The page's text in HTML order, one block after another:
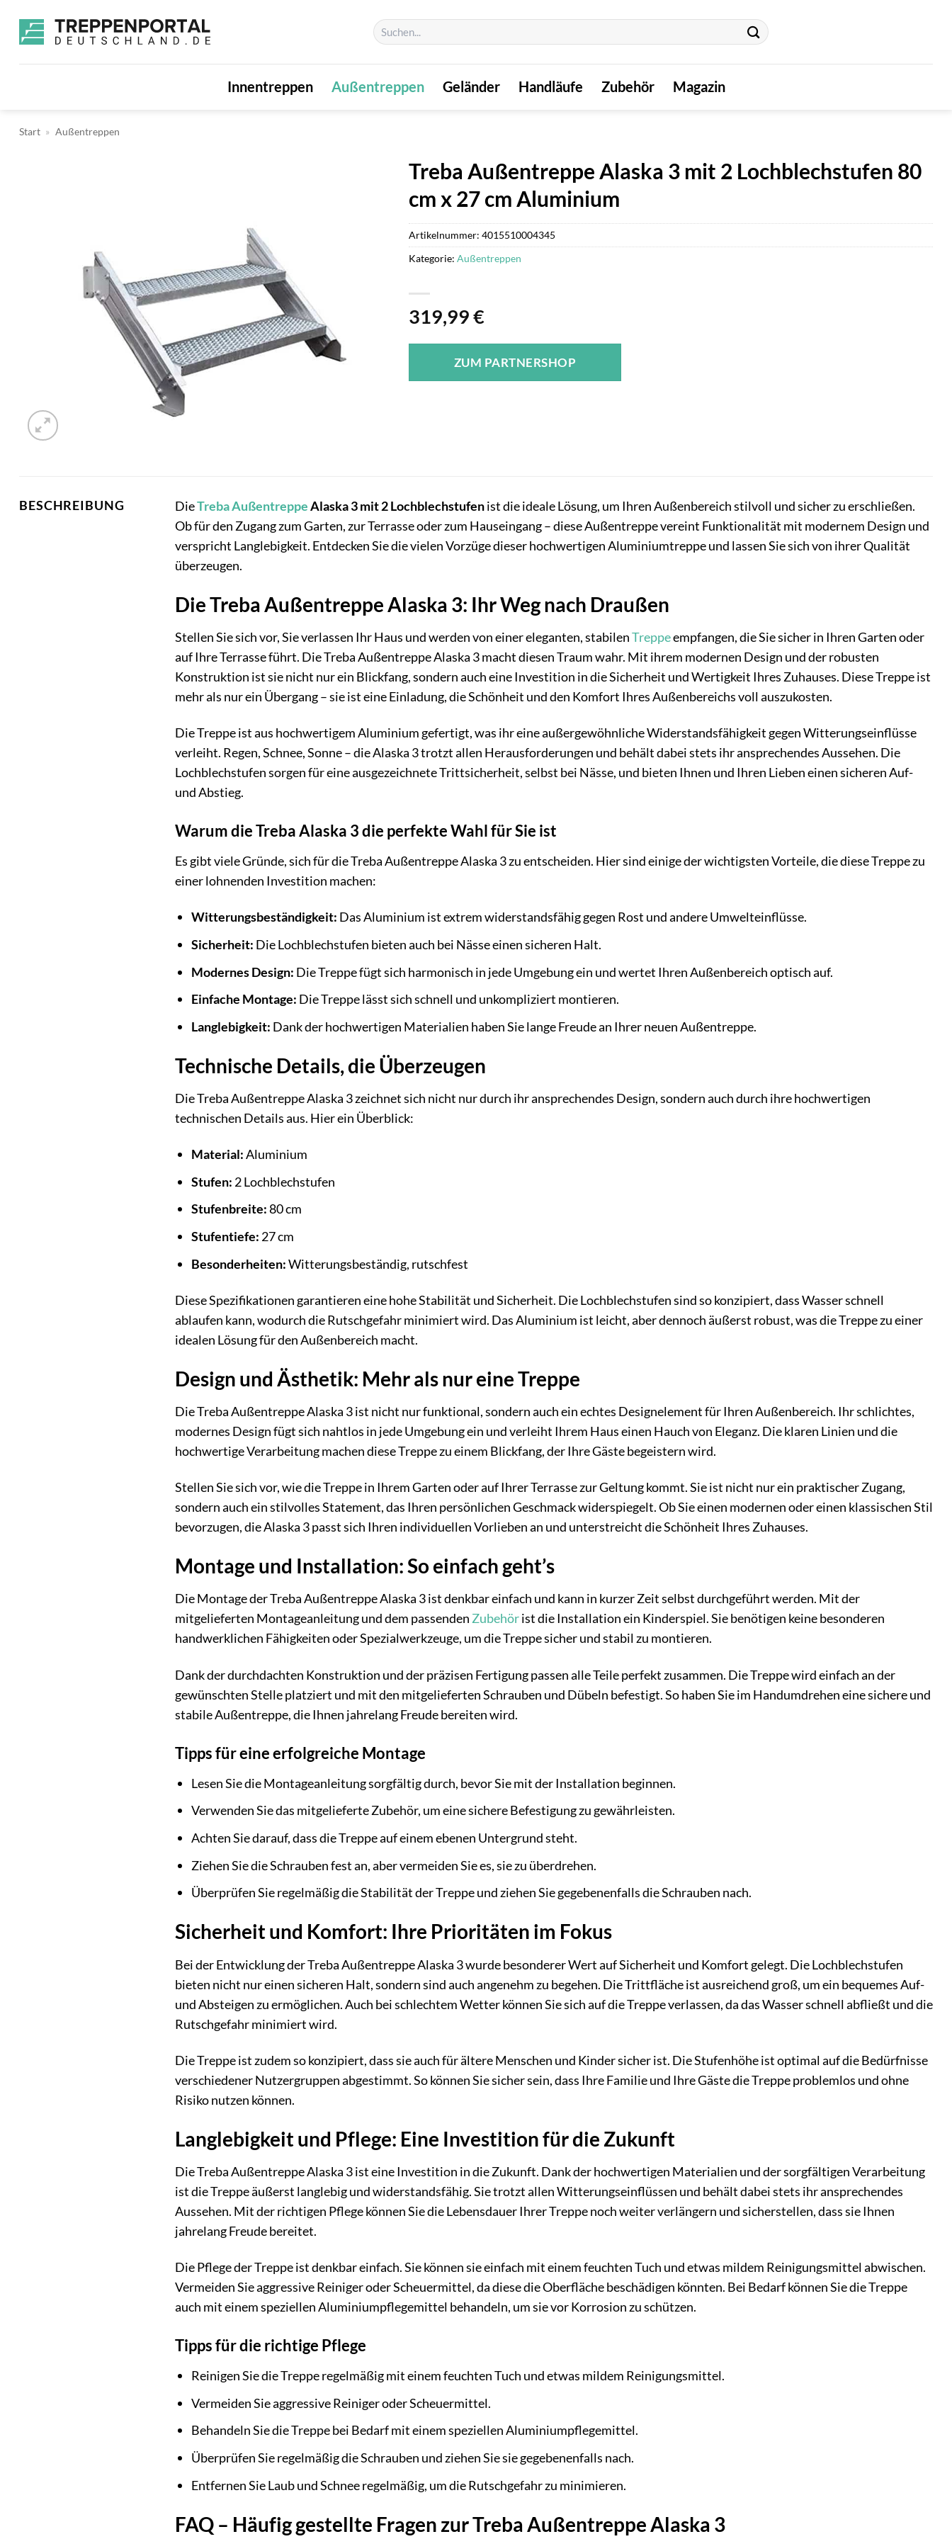
Inhalt
springen
Suchen
nach:
Innentreppen Außentreppen Geländer Handläufe Zubehör Magazin
Start » Außentreppen
Treba Außentreppe Alaska 3 mit 2 Lochblechstufen 80
cm x 27 cm Aluminium
319,99€
ZUM PARTNERSHOP
Artikelnummer: 4015510004345
Kategorie: Außentreppen
BESCHREIBUNG DieTrebaAußentreppeAlaska 3 mit 2 Lochblechstufenist die ideale Lösung, um Ihren Außenbereich stilvoll und sicher zu erschließen.
Ob für den Zugang zum Garten, zur Terrasse oder zum Hauseingang – diese Außentreppe vereint Funktionalität mit modernem Design und
verspricht Langlebigkeit. Entdecken Sie die vielen Vorzüge dieser hochwertigen Aluminiumtreppe und lassen Sie sich von ihrer Qualität
überzeugen.
Die Treba Außentreppe Alaska 3: Ihr Weg nach Draußen
Stellen Sie sich vor, Sie verlassen Ihr Haus und werden von einer eleganten, stabilenTreppeempfangen, die Sie sicher in Ihren Garten oder
auf Ihre Terrasse führt. Die Treba Außentreppe Alaska 3 macht diesen Traum wahr. Mit ihrem modernen Design und der robusten
Konstruktion ist sie nicht nur ein Blickfang, sondern auch eine Investition in die Sicherheit und Wertigkeit Ihres Zuhauses. Diese Treppe ist
mehr als nur ein Übergang – sie ist eine Einladung, die Schönheit und den Komfort Ihres Außenbereichs voll auszukosten.
Die Treppe ist aus hochwertigem Aluminium gefertigt, was ihr eine außergewöhnliche Widerstandsfähigkeit gegen Witterungseinflüsse
verleiht. Regen, Schnee, Sonne – die Alaska 3 trotzt allen Herausforderungen und behält dabei stets ihr ansprechendes Aussehen. Die
Lochblechstufen sorgen für eine ausgezeichnete Trittsicherheit, selbst bei Nässe, und bieten Ihnen und Ihren Lieben einen sicheren Auf-
und Abstieg.
Warum die Treba Alaska 3 die perfekte Wahl für Sie ist
Es gibt viele Gründe, sich für die Treba Außentreppe Alaska 3 zu entscheiden. Hier sind einige der wichtigsten Vorteile, die diese Treppe zu
einer lohnenden Investition machen:
Witterungsbeständigkeit: Das Aluminium ist extrem widerstandsfähig gegen Rost und andere Umwelteinflüsse.
Sicherheit: Die Lochblechstufen bieten auch bei Nässe einen sicheren Halt.
Modernes Design: Die Treppe fügt sich harmonisch in jede Umgebung ein und wertet Ihren Außenbereich optisch auf.
Einfache Montage: Die Treppe lässt sich schnell und unkompliziert montieren.
Langlebigkeit: Dank der hochwertigen Materialien haben Sie lange Freude an Ihrer neuen Außentreppe.
Technische Details, die Überzeugen
Die Treba Außentreppe Alaska 3 zeichnet sich nicht nur durch ihr ansprechendes Design, sondern auch durch ihre hochwertigen
technischen Details aus. Hier ein Überblick:
Material:Aluminium
Stufen: 2 Lochblechstufen
Stufenbreite:80 cm
Stufentiefe: 27 cm
Besonderheiten:Witterungsbeständig, rutschfest
Diese Spezifikationen garantieren eine hohe Stabilität und Sicherheit. Die Lochblechstufen sind so konzipiert, dass Wasser schnell
ablaufen kann, wodurch die Rutschgefahr minimiert wird. Das Aluminium ist leicht, aber dennoch äußerst robust, was die Treppe zu einer
idealen Lösung für den Außenbereich macht.
Design und Ästhetik: Mehr als nur eine Treppe
Die Treba Außentreppe Alaska 3 ist nicht nur funktional, sondern auch ein echtes Designelement für Ihren Außenbereich. Ihr schlichtes,
modernes Design fügt sich nahtlos in jede Umgebung ein und verleiht Ihrem Haus einen Hauch von Eleganz. Die klaren Linien und die
hochwertige Verarbeitung machen diese Treppe zu einem Blickfang, der Ihre Gäste begeistern wird.
Stellen Sie sich vor, wie die Treppe in Ihrem Garten oder auf Ihrer Terrasse zur Geltung kommt. Sie ist nicht nur ein praktischer Zugang,
sondern auch ein stilvolles Statement, das Ihren persönlichen Geschmack widerspiegelt. Ob Sie einen modernen oder einen klassischen Stil
bevorzugen, die Alaska 3 passt sich Ihren individuellen Vorlieben an und unterstreicht die Schönheit Ihres Zuhauses.
Montage und Installation: So einfach geht’s
Die Montage der Treba Außentreppe Alaska 3 ist denkbar einfach und kann in kurzer Zeit selbst durchgeführt werden. Mit der
mitgelieferten Montageanleitung und dem passendenZubehörist die Installation ein Kinderspiel. Sie benötigen keine besonderen
handwerklichen Fähigkeiten oder Spezialwerkzeuge, um die Treppe sicher und stabil zu montieren.
Dank der durchdachten Konstruktion und der präzisen Fertigung passen alle Teile perfekt zusammen. Die Treppe wird einfach an der
gewünschten Stelle platziert und mit den mitgelieferten Schrauben und Dübeln befestigt. So haben Sie im Handumdrehen eine sichere und
stabile Außentreppe, die Ihnen jahrelang Freude bereiten wird.
Tipps für eine erfolgreiche Montage
Lesen Sie die Montageanleitung sorgfältig durch, bevor Sie mit der Installation beginnen.
Verwenden Sie das mitgelieferte Zubehör, um eine sichere Befestigung zu gewährleisten.
Achten Sie darauf, dass die Treppe auf einem ebenen Untergrund steht.
Ziehen Sie die Schrauben fest an, aber vermeiden Sie es, sie zu überdrehen.
Überprüfen Sie regelmäßig die Stabilität der Treppe und ziehen Sie gegebenenfalls die Schrauben nach.
Sicherheit und Komfort: Ihre Prioritäten im Fokus
Bei der Entwicklung der Treba Außentreppe Alaska 3 wurde besonderer Wert auf Sicherheit und Komfort gelegt. Die Lochblechstufen
bieten nicht nur einen sicheren Halt, sondern sind auch angenehm zu begehen. Die Trittfläche ist ausreichend groß, um ein bequemes Auf-
und Absteigen zu ermöglichen. Auch bei schlechtem Wetter können Sie sich auf die Treppe verlassen, da das Wasser schnell abfließt und die
Rutschgefahr minimiert wird.
Die Treppe ist zudem so konzipiert, dass sie auch für ältere Menschen und Kinder sicher ist. Die Stufenhöhe ist optimal auf die Bedürfnisse
verschiedener Nutzergruppen abgestimmt. So können Sie sicher sein, dass Ihre Familie und Ihre Gäste die Treppe problemlos und ohne
Risiko nutzen können.
Langlebigkeit und Pflege: Eine Investition für die Zukunft
Die Treba Außentreppe Alaska 3 ist eine Investition in die Zukunft. Dank der hochwertigen Materialien und der sorgfältigen Verarbeitung
ist die Treppe äußerst langlebig und widerstandsfähig. Sie trotzt allen Witterungseinflüssen und behält dabei stets ihr ansprechendes
Aussehen. Mit der richtigen Pflege können Sie die Lebensdauer Ihrer Treppe noch weiter verlängern und sicherstellen, dass sie Ihnen
jahrelang Freude bereitet.
Die Pflege der Treppe ist denkbar einfach. Sie können sie einfach mit einem feuchten Tuch und etwas mildem Reinigungsmittel abwischen.
Vermeiden Sie aggressive Reiniger oder Scheuermittel, da diese die Oberfläche beschädigen könnten. Bei Bedarf können Sie die Treppe
auch mit einem speziellen Aluminiumpflegemittel behandeln, um sie vor Korrosion zu schützen.
Tipps für die richtige Pflege
Reinigen Sie die Treppe regelmäßig mit einem feuchten Tuch und etwas mildem Reinigungsmittel.
Vermeiden Sie aggressive Reiniger oder Scheuermittel.
Behandeln Sie die Treppe bei Bedarf mit einem speziellen Aluminiumpflegemittel.
Überprüfen Sie regelmäßig die Schrauben und ziehen Sie sie gegebenenfalls nach.
Entfernen Sie Laub und Schnee regelmäßig, um die Rutschgefahr zu minimieren.
FAQ – Häufig gestellte Fragen zur Treba Außentreppe Alaska 3